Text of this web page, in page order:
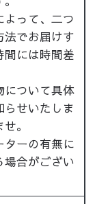
って、二つ
でお届けす
間には時間差
について具体
せいたしま
。
ターの有無に
場合がござい